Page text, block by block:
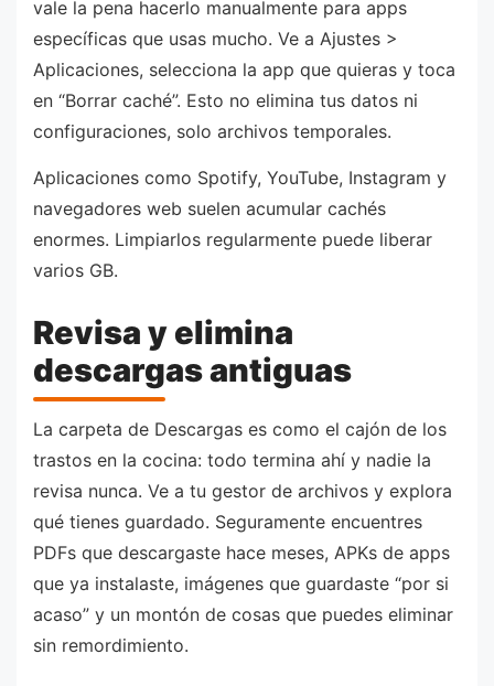
vale la pena hacerlo manualmente para apps
específicas que usas mucho. Ve a Ajustes >
Aplicaciones, selecciona la app que quieras y toca
en “Borrar caché”. Esto no elimina tus datos ni
configuraciones, solo archivos temporales.
Aplicaciones como Spotify, YouTube, Instagram y
navegadores web suelen acumular cachés
enormes. Limpiarlos regularmente puede liberar
varios GB.
Revisa y elimina
descargas antiguas
La carpeta de Descargas es como el cajón de los
trastos en la cocina: todo termina ahí y nadie la
revisa nunca. Ve a tu gestor de archivos y explora
qué tienes guardado. Seguramente encuentres
PDFs que descargaste hace meses, APKs de apps
que ya instalaste, imágenes que guardaste “por si
acaso” y un montón de cosas que puedes eliminar
sin remordimiento.